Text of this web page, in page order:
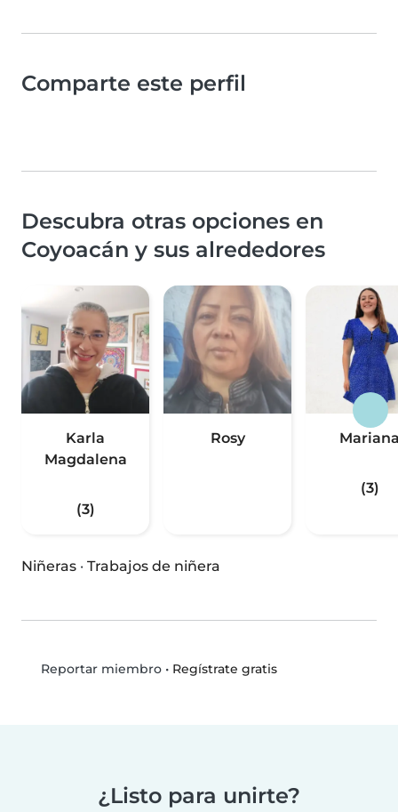
Comparte este perfil
Descubra otras opciones en
Coyoacán y sus alrededores
Karla
Magdalena
(3)
Rosy️
(3)
Niñeras · Trabajos de niñera
Reportar miembro• Regístrate gratis
¿Listo para unirte?